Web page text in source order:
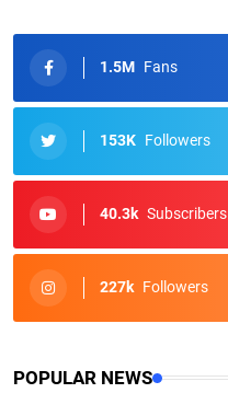
1.5M Fans
153K Followers
40.3k Subscribers
227k Followers
POPULAR NEWS